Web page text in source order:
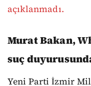
açıklanmadı.
Murat Bakan,
suç
Yeni Parti İzmir